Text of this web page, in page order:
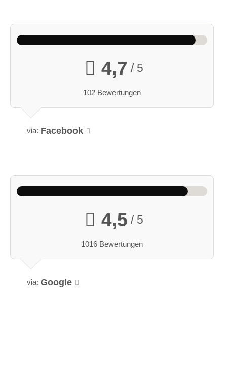
4,7 / 5
102 Bewertungen
via: Facebook
4,5 / 5
1016 Bewertungen
via: Google